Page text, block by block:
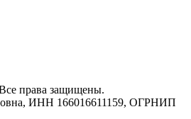
права защищены.
ИНН 166016611159, ОГРНИП